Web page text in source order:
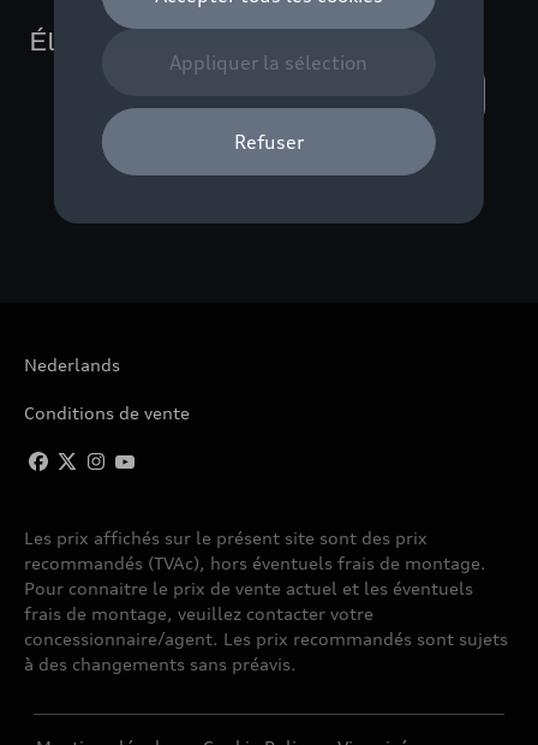
Éléments publicitaires
Nederlands
Conditions de vente
Les prix affichés sur le présent site sont des prix
recommandés (TVAc), hors éventuels frais de montage.
Pour connaitre le prix de vente actuel et les éventuels
frais de montage, veuillez contacter votre
concessionnaire/agent. Les prix recommandés sont sujets
à des changements sans préavis.